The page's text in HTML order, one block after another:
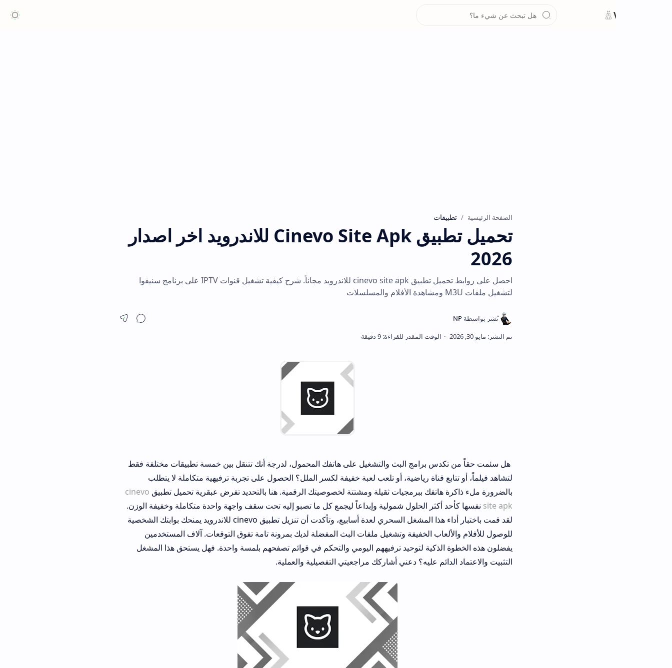
تطبيقات
تحميل تطبيق Cinevo Site Apk للاندرويد اخر اصدار
احصل على روابط تحميل تطبيق cinevo site apk للاندرويد مجاناً. شرح كيفية تشغيل قنوات IPTV على برنامج سنيفوا
هل سئمت حقاً من تكدس برامج البث والتشغيل على هاتفك المحمول، لدرجة أنك تتنقل بين خمسة تطبيقات مختلفة فقط
لتشاهد فيلماً، أو تتابع قناة رياضية، أو تلعب لعبة خفيفة لكسر الملل؟ الحصول على تجربة ترفيهية متكاملة لا يتطلب
بالضرورة ملء ذاكرة هاتفك ببرمجيات ثقيلة ومشتتة لخصوصيتك الرقمية. هنا بالتحديد تفرض عبقرية تحميل تطبيقcinevo
نفسها كأحد أكثر الحلول شمولية وإبداعاً ليجمع كل ما تصبو إليه تحت سقف واجهة واحدة متكاملة وخفيفة الوزن.
لقد قمت باختبار أداء هذا المشغل السحري لعدة أسابيع، وتأكدت أن تنزيل تطبيق cinevo للاندرويد يمنحك بوابتك الشخصية
للوصول للأفلام والألعاب الخفيفة وتشغيل ملفات البث المفضلة لديك بمرونة تامة تفوق التوقعات. آلاف المستخدمين
يفضلون هذه الخطوة الذكية لتوحيد ترفيههم اليومي والتحكم في قوائم تصفحهم بلمسة واحدة. فهل يستحق هذا المشغل
التثبيت والاعتماد الدائم عليه؟ دعني أشاركك مراجعيتي التفصيلية والعملية.